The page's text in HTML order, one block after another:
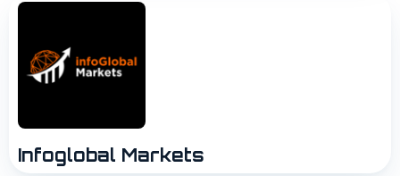
Infoglobal Markets